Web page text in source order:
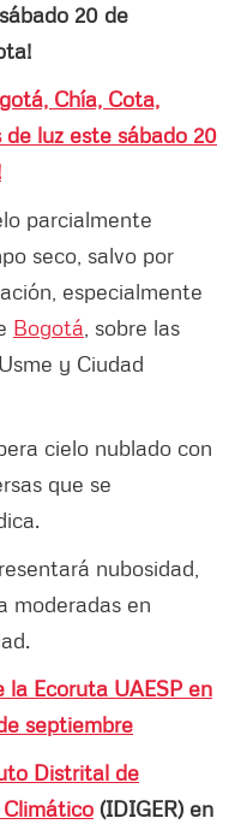
20 de
Chía, Cota,
luz este sábado 20
parcialmente
seco, salvo por
especialmente
Bogotá , sobre las
y Ciudad
cielo nublado con
que se
nubosidad,
moderadas en
la Ecoruta UAESP en
septiembre
Distrital de
(IDIGER) en